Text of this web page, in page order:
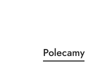
Pomiń karuzelę
Produkty
Polecamy